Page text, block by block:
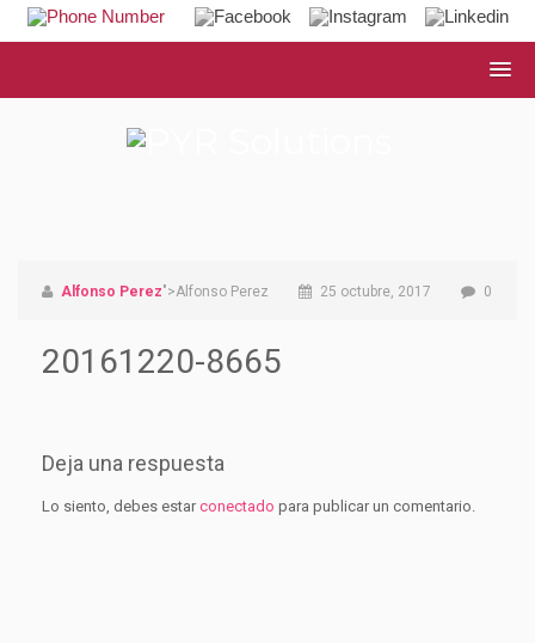
Alfonso Perez">Alfonso Perez 25 octubre, 2017 0
20161220-8665
Deja una respuesta
Lo siento, debes estarconectado para publicar un comentario.